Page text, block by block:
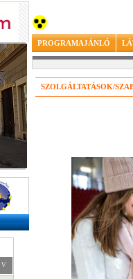
V
PROGRAMAJÁNLÓ
SZOLGÁLTATÁSOK/